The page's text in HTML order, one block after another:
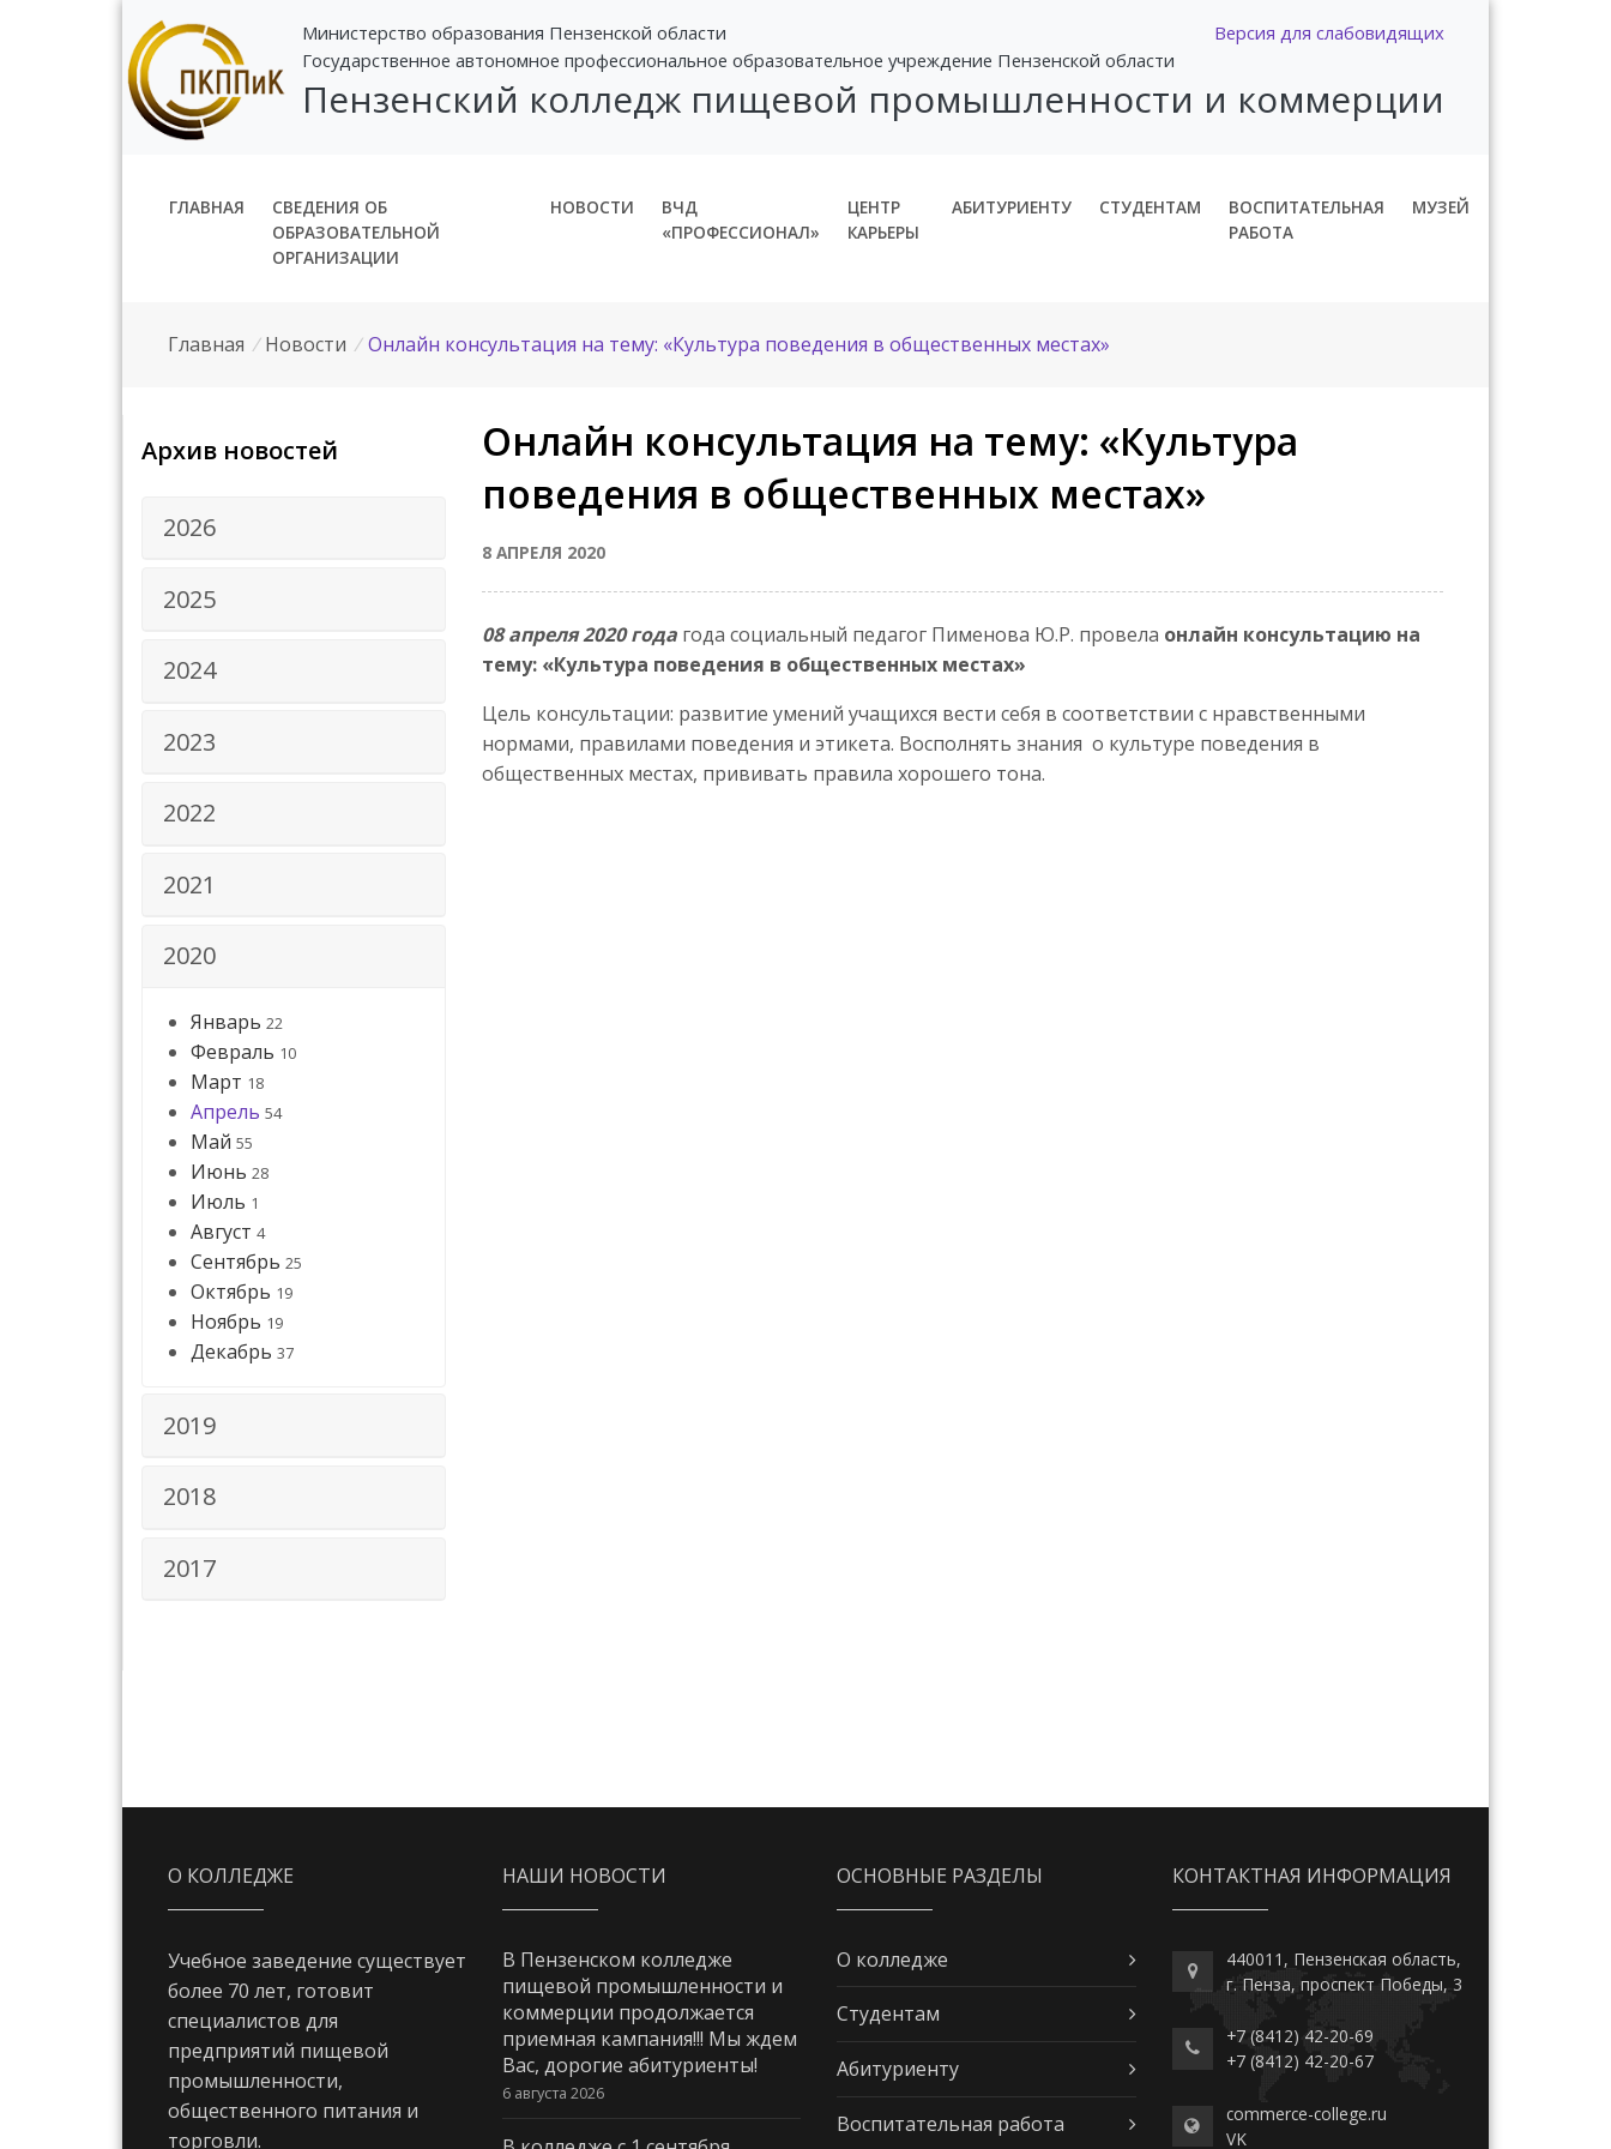
Версия для слабовидящих
Министерство образования Пензенской области
Государственное автономное профессиональное образовательное учреждение Пензенской области
Пензенский колледж пищевой промышленности и коммерции
ГЛАВНАЯ
СВЕДЕНИЯ ОБ
ОБРАЗОВАТЕЛЬНОЙ
ОРГАНИЗАЦИИ
НОВОСТИ
ВЧД
«ПРОФЕССИОНАЛ»
ЦЕНТР
КАРЬЕРЫ
АБИТУРИЕНТУ СТУДЕНТАМ
ВОСПИТАТЕЛЬНАЯ
РАБОТА
МУЗЕЙ
Главная / Новости / Онлайн консультация на тему: «Культура поведения в общественных местах»
Архив новостей
2026
2025
2024
2023
2022
2021
2020
Январь 22
Февраль 10
Март 18
Апрель 54
Май 55
Июнь 28
Июль 1
Август 4
Сентябрь 25
Октябрь 19
Ноябрь 19
Декабрь 37
2019
2018
2017
Онлайн консультация на тему: «Культура
поведения в общественных местах»
8 АПРЕЛЯ 2020
08 апреля 2020 года года социальный педагог Пименова Ю.Р. провела онлайн консультацию на
тему: «Культура поведения в общественных местах»
Цель консультации: развитие умений учащихся вести себя в соответствии с нравственными
нормами, правилами поведения и этикета. Восполнять знания о культуре поведения в
общественных местах, прививать правила хорошего тона.
О КОЛЛЕДЖЕ
Учебное заведение существует
более 70 лет, готовит
специалистов для
предприятий пищевой
промышленности,
общественного питания и
торговли.
НАШИ НОВОСТИ
В Пензенском колледже
пищевой промышленности и
коммерции продолжается
приемная кампания!!! Мы ждем
Вас, дорогие абитуриенты!
6 августа 2026
ОСНОВНЫЕ РАЗДЕЛЫ
О колледже
Студентам
Абитуриенту
Воспитательная работа
КОНТАКТНАЯ ИНФОРМАЦИЯ
440011, Пензенская область,
г. Пенза, проспект Победы, 3
+7 (8412) 42-20-69
+7 (8412) 42-20-67
commerce-college.ru
VK